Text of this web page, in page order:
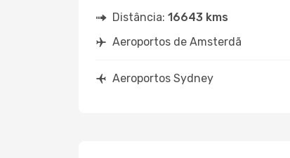
Distância: 16643 kms
Aeroportos de Amsterdã
Aeroportos Sydney